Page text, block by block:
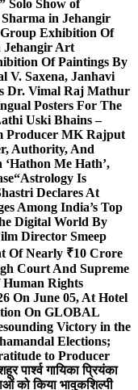
Solo Show of
in Jehangir
Exhibition Of
Jehangir Art
Of Paintings By
V. Saxena, Janhavi
Dr. Vimal Raj Mathur
Posters For The
Uski Bhains –
Producer MK Rajput
Authority, And
Me Hath’,
“Astrology Is
Declares At
Among India’s Top
Digital World By
Director Smeep
Of Nearly ₹10 Crore
Court And Supreme
Human Rights
On June 05, At Hotel
On GLOBAL
Victory in the
Elections;
to Producer
पार्श्व गायिका प्रियंका
को किया भावुकशिल्पी